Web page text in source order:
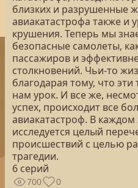
близких и разрушенные
авиакатастрофа также и
крушения. Теперь мы
безопасные самолеты,
пассажиров и
столкновений. Чьи-то
благодарая тому, что
нам урок. И все же,
успех, происходит все
авиакатастроф. В каждом
исследуется целый
происшествий с целью
трагедии.
6 серий
700 0